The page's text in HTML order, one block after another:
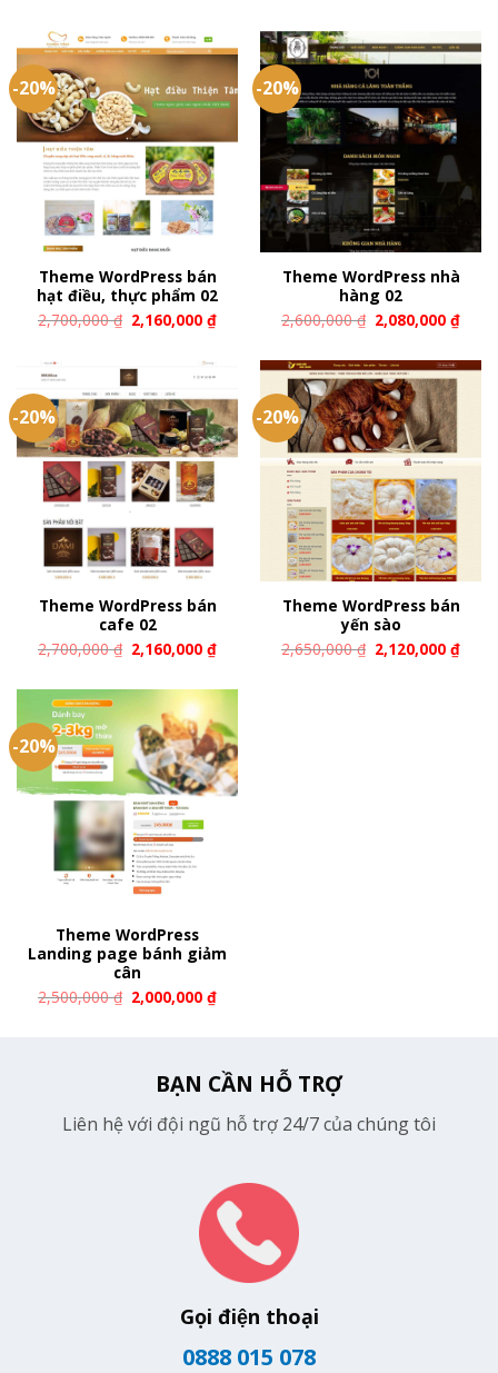
-20%
Theme WordPress bán
hạt điều, thực phẩm 02
2,700,000₫ 2,160,000₫
-20%
Theme WordPress nhà
hàng 02
2,600,000₫ 2,080,000₫
-20%
Theme WordPress bán
cafe 02
2,700,000₫ 2,160,000₫
-20%
Theme WordPress bán
yến sào
2,650,000₫ 2,120,000₫
-20%
Theme WordPress
Landing page bánh giảm
cân
2,500,000₫ 2,000,000₫
BẠN CẦN HỖ TRỢ
Liên hệ với đội ngũ hỗ trợ 24/7 của chúng tôi
Gọi điện thoại
0888 015 078